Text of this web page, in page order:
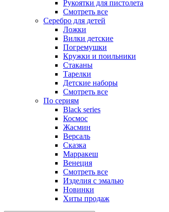
Рукоятки для пистолета
Смотреть все
Серебро для детей
Ложки
Вилки детские
Погремушки
Кружки и поильники
Стаканы
Тарелки
Детские наборы
Смотреть все
По сериям
Black series
Космос
Жасмин
Версаль
Сказка
Марракеш
Венеция
Смотреть все
Изделия с эмалью
Новинки
Хиты продаж